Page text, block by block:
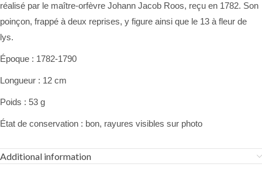
réalisé par le maître-orfèvre Johann Jacob Roos, reçu en 1782. Son
poinçon, frappé à deux reprises, y figure ainsi que le 13 à fleur de
lys.
Époque : 1782-1790
Longueur : 12 cm
Poids : 53 g
État de conservation : bon, rayures visibles sur photo
Additional information